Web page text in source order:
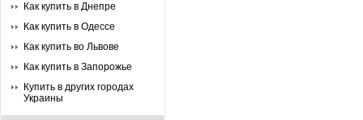
Как купить в Днепре
Как купить в Одессе
Как купить во Львове
Как купить в Запорожье
Купить в других городах
Украины